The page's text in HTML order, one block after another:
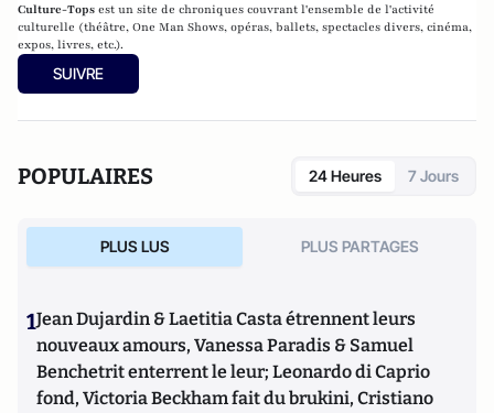
Culture-Tops est un site de chroniques couvrant l'ensemble de l'activité
culturelle (théâtre, One Man Shows, opéras, ballets, spectacles divers, cinéma,
expos, livres, etc.).
SUIVRE
POPULAIRES 24 Heures 7 Jours
PLUS LUS PLUS PARTAGES
1Jean Dujardin & Laetitia Casta étrennent leurs
nouveaux amours, Vanessa Paradis & Samuel
Benchetrit enterrent le leur; Leonardo di Caprio
fond, Victoria Beckham fait du brukini, Cristiano